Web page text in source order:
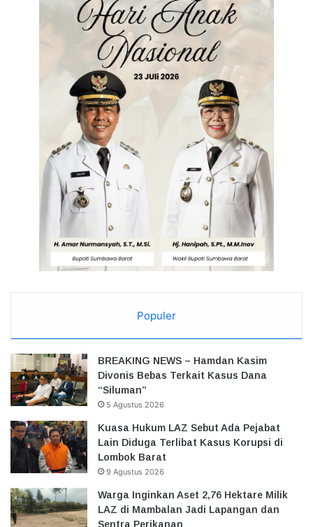
Populer
BREAKING NEWS – Hamdan Kasim
Divonis Bebas Terkait Kasus Dana
“Siluman”
5 Agustus 2026
Kuasa Hukum LAZ Sebut Ada Pejabat
Lain Diduga Terlibat Kasus Korupsi di
Lombok Barat
9 Agustus 2026
Warga Inginkan Aset 2,76 Hektare Milik
LAZ di Mambalan Jadi Lapangan dan
Sentra Perikanan